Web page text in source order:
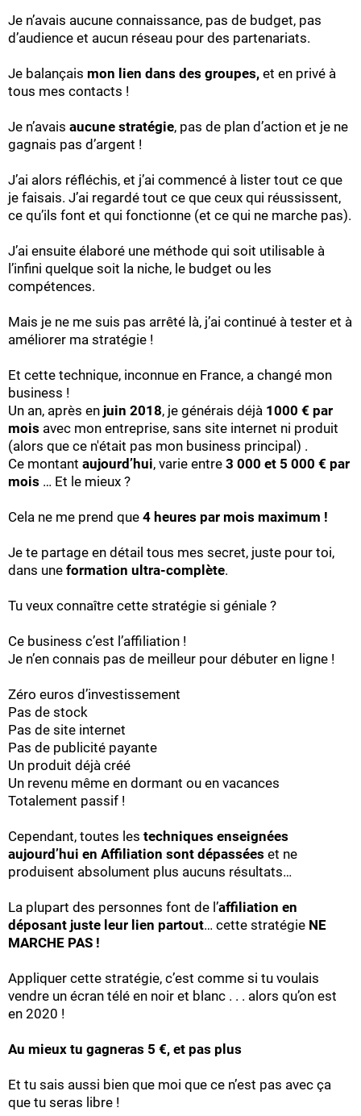
Je n’avais aucune connaissance, pas de budget, pas
d’audience et aucun réseau pour des partenariats.
Je balançais mon lien dans des groupes, et en privé à
tous mes contacts !
Je n’avais aucune stratégie, pas de plan d’action et je ne
gagnais pas d’argent !
J’ai alors réfléchis, et j’ai commencé à lister tout ce que
je faisais. J’ai regardé tout ce que ceux qui réussissent,
ce qu’ils font et qui fonctionne (et ce qui ne marche pas).
J’ai ensuite élaboré une méthode qui soit utilisable à
l’infini quelque soit la niche, le budget ou les
compétences.
Mais je ne me suis pas arrêté là, j’ai continué à tester et à
améliorer ma stratégie !
Et cette technique, inconnue en France, a changé mon
business !
Un an, après en juin 2018, je générais déjà 1000 € par
mois avec mon entreprise, sans site internet ni produit
(alors que ce n'était pas mon business principal) .
Ce montant aujourd’hui, varie entre 3 000 et 5 000 € par
mois … Et le mieux ?
Cela ne me prend que 4 heures par mois maximum !
Je te partage en détail tous mes secret, juste pour toi,
dans une formation ultra-complète.
Tu veux connaître cette stratégie si géniale ?
Ce business c’est l’affiliation !
Je n’en connais pas de meilleur pour débuter en ligne !
Zéro euros d’investissement
Pas de stock
Pas de site internet
Pas de publicité payante
Un produit déjà créé
Un revenu même en dormant ou en vacances
Totalement passif !
Cependant, toutes les techniques enseignées
aujourd’hui en Affiliation sont dépassées et ne
produisent absolument plus aucuns résultats…
La plupart des personnes font de l’affiliation en
déposant juste leur lien partout… cette stratégie NE
MARCHE PAS !
Appliquer cette stratégie, c’est comme si tu voulais
vendre un écran télé en noir et blanc . . . alors qu’on est
en 2020 !
Au mieux tu gagneras 5 €, et pas plus
Et tu sais aussi bien que moi que ce n’est pas avec ça
que tu seras libre !